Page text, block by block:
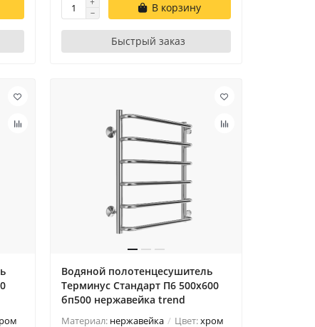
В корзину
Быстрый заказ
Водяной полотенцесушитель
Терминус Стандарт П6 500х600
бп500 нержавейка trend
Материал: нержавейка Цвет:хром